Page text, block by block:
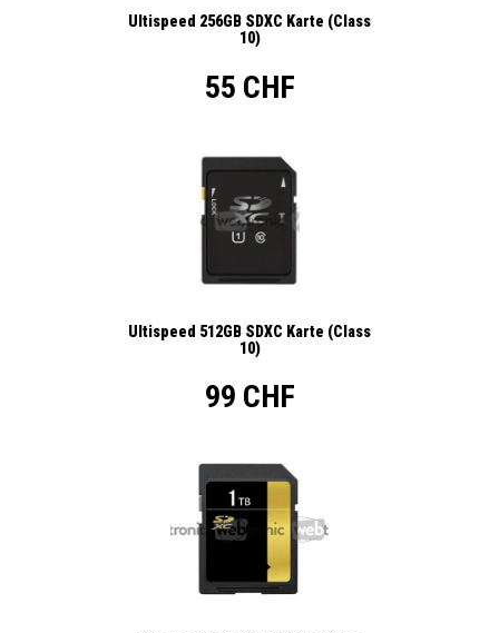
Ultispeed 256GB SDXC Karte (Class
10)
55 CHF
Ultispeed 512GB SDXC Karte (Class
10)
99 CHF